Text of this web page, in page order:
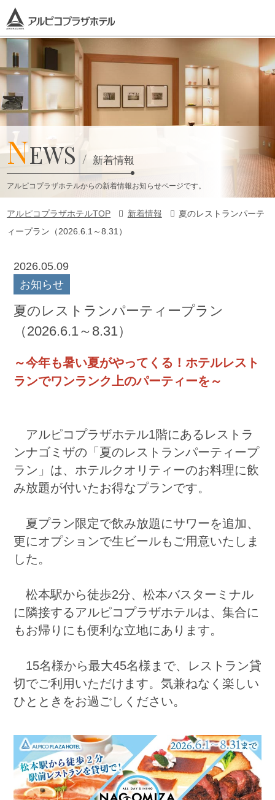
アルピコプラザホテルからの新着情報お知らせページです。
NEWS 新着情報
アルピコプラザホテルTOP 新着情報
夏のレストランパーテ
ィープラン（2026.6.1～8.31）
2026.05.09
お知らせ
夏のレストランパーティープラン
（2026.6.1～8.31）
～今年も暑い夏がやってくる！ホテルレスト
ランでワンランク上のパーティーを～
アルピコプラザホテル1階にあるレストラ
ンナゴミザの「夏のレストランパーティープ
ラン」は、ホテルクオリティーのお料理に飲
み放題が付いたお得なプランです。
夏プラン限定で飲み放題にサワーを追加、
更にオプションで生ビールもご用意いたしま
した。
松本駅から徒歩2分、松本バスターミナル
に隣接するアルピコプラザホテルは、集合に
もお帰りにも便利な立地にあります。
15名様から最大45名様まで、レストラン貸
切でご利用いただけます。気兼ねなく楽しい
ひとときをお過ごしください。